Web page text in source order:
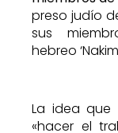
preso judío
sus
hebreo
La idea que
«hacer el